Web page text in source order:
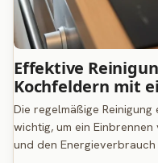
Effektive
Kochfeldern mit
Die regelmäßige
wichtig, um ein
und den Energieverbrauch